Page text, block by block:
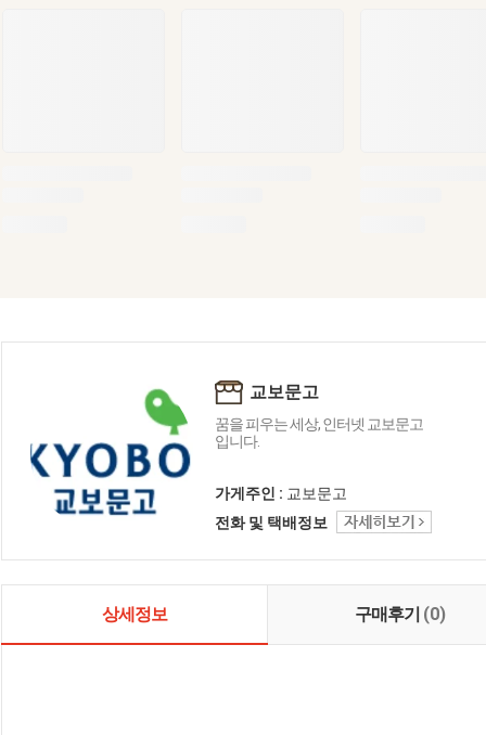
교보문고
꿈을 피우는 세상, 인터넷 교보문고
입니다.
가게주인 : 교보문고
전화 및 택배정보
상세정보 구매후기 (0)